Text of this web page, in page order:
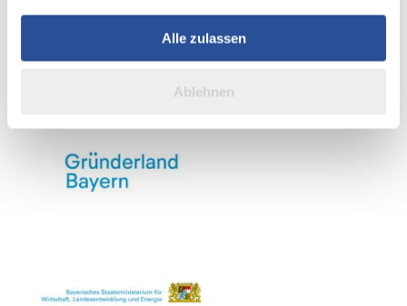
soziale Medien, Werbung und Analysen weiter. Unsere
Partner führen diese Informationen möglicherweise mit
weiteren Daten zusammen, die Sie ihnen bereitgestellt
Alle zulassen
Ablehnen